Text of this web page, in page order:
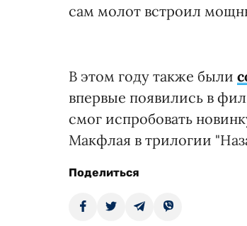
сам молот встроил
В этом году также были
впервые появились в
смог испробовать
Макфлая в трилогии
Поделиться